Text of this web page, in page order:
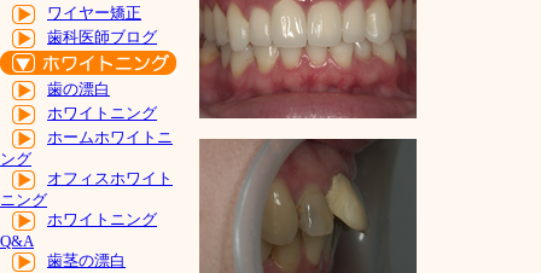
ワイヤー矯正
歯科医師ブログ
歯の漂白
ホワイトニング
ホームホワイトニ
ング
オフィスホワイト
ニング
ホワイトニング
Q&A
歯茎の漂白